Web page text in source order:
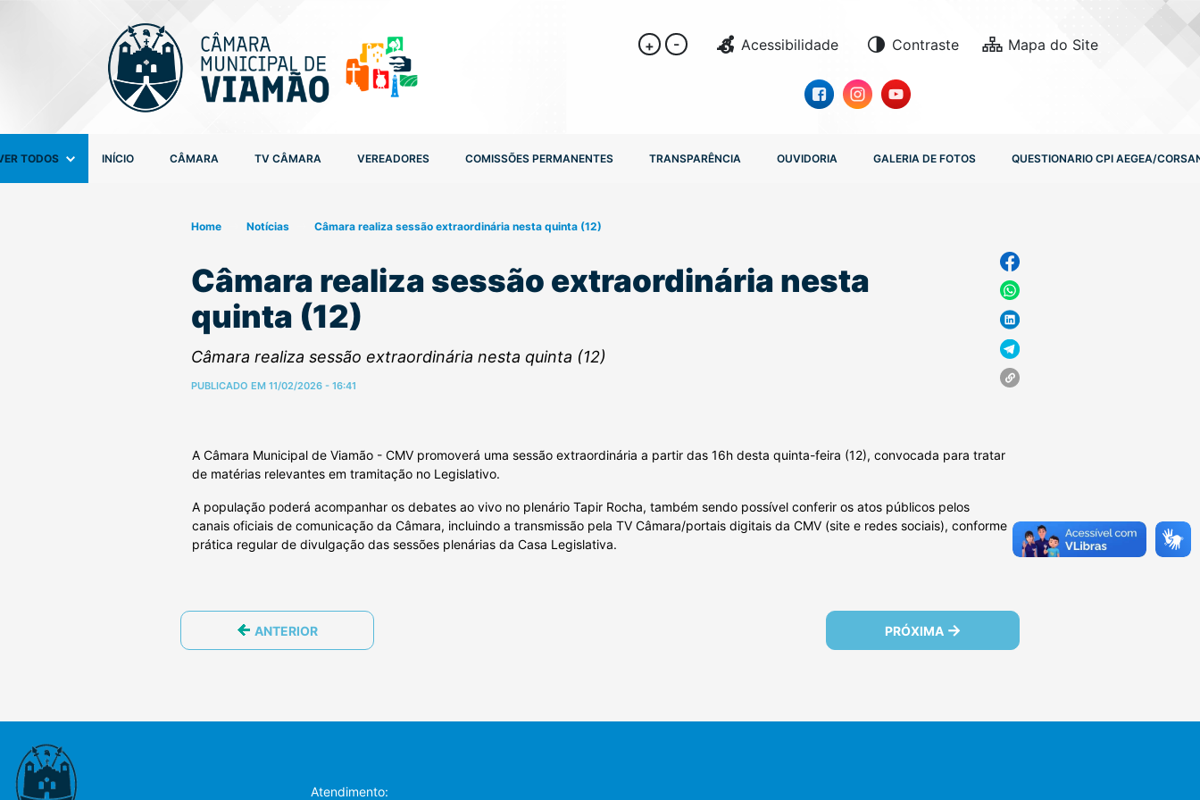
+ - Acessibilidade Contraste
TODOS INÍCIO CÂMARA TV CÂMARA VEREADORES COMISSÕES PERMANENTES TRANSPARÊNCIA OUVIDORIA GALERIA DE FOTOS QUESTIONARIO CPI AEGEA/
Home Notícias Câmara realiza sessão extraordinária nesta quinta (12)
Câmara realiza sessão extraordinária nesta
quinta (12)
Câmara realiza sessão extraordinária nesta quinta (12)
PUBLICADO EM 11/02/2026 - 16:41
A Câmara Municipal de Viamão - CMV promoverá uma sessão extraordinária a partir das 16h desta quinta-feira (12), convocada para tratar
de matérias relevantes em tramitação no Legislativo.
A população poderá acompanhar os debates ao vivo no plenário Tapir Rocha, também sendo possível conferir os atos públicos pelos
canais oficiais de comunicação da Câmara, incluindo a transmissão pela TV Câmara/portais digitais da CMV (site e redes sociais), conforme
prática regular de divulgação das sessões plenárias da Casa Legislativa.
ANTERIOR PRÓXIMA
Atendimento: